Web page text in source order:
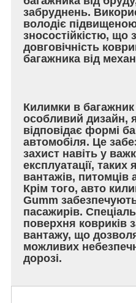
забруднень.
володіє підвищеною
зносостійкістю, що
довговічність
багажника від
Килимки в
особливий дизайн,
відповідає формі
автомобіля. Це
захист навіть у
експлуатації, таких
вантажів, питомців
Крім того, авто
Gumm
пасажирів.
поверхня ковриків
вантажу, що
можливих
дорозі.